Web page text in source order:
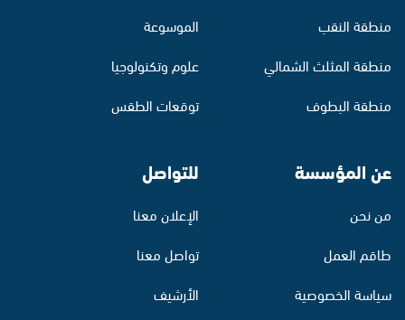
منطقة النقب
منطقة المثلث الشمالي
منطقة البطوف
الموسوعة
علوم وتكنولوجيا
توقعات الطقس
عن المؤسسة
من نحن
طاقم العمل
سياسة الخصوصية
للتواصل
الإعلان معنا
تواصل معنا
الأرشيف